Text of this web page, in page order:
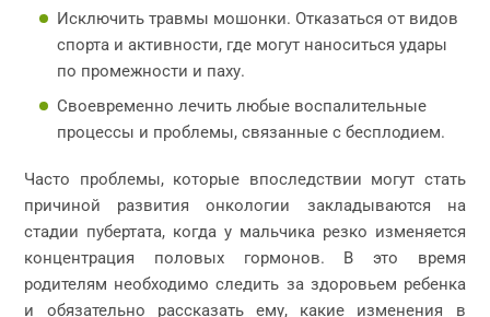
Исключить травмы мошонки. Отказаться от видов
спорта и активности, где могут наноситься удары
по промежности и паху.
Своевременно лечить любые воспалительные
процессы и проблемы, связанные с бесплодием.
Часто проблемы, которые впоследствии могут стать
причиной развития онкологии закладываются на
стадии пубертата, когда у мальчика резко изменяется
концентрация половых гормонов. В это время
родителям необходимо следить за здоровьем ребенка
и обязательно рассказать ему, какие изменения в